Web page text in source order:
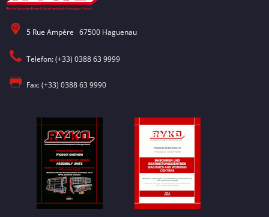
5 Rue Ampère 67500 Haguenau
Telefon: (+33) 0388 63 9999
Fax: (+33) 0388 63 9990